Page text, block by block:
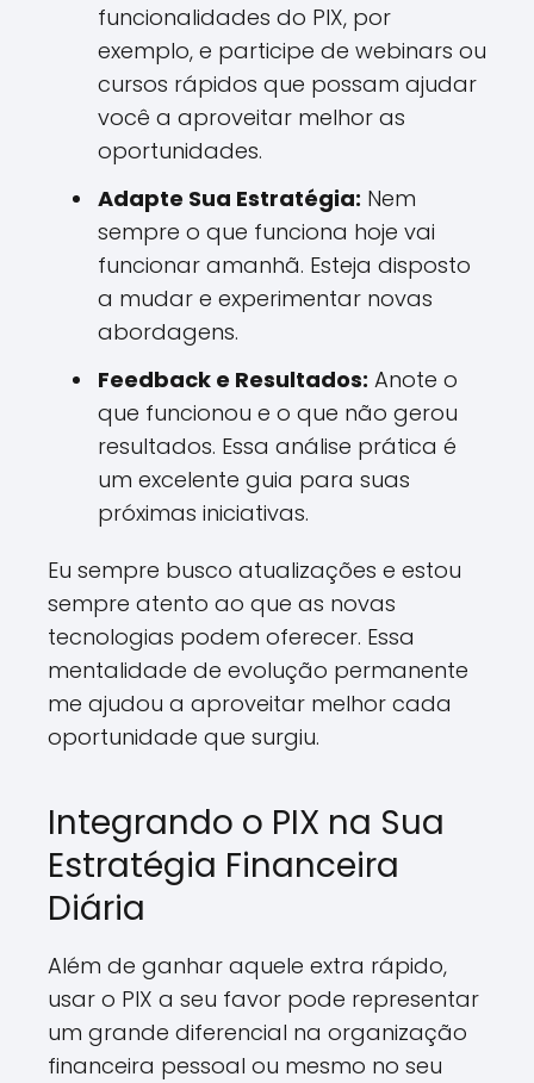
funcionalidades do PIX, por
exemplo, e participe de webinars ou
cursos rápidos que possam ajudar
você a aproveitar melhor as
oportunidades.
Adapte Sua Estratégia: Nem
sempre o que funciona hoje vai
funcionar amanhã. Esteja disposto
a mudar e experimentar novas
abordagens.
Feedback e Resultados: Anote o
que funcionou e o que não gerou
resultados. Essa análise prática é
um excelente guia para suas
próximas iniciativas.
Eu sempre busco atualizações e estou
sempre atento ao que as novas
tecnologias podem oferecer. Essa
mentalidade de evolução permanente
me ajudou a aproveitar melhor cada
oportunidade que surgiu.
Integrando o PIX na Sua
Estratégia Financeira
Diária
Além de ganhar aquele extra rápido,
usar o PIX a seu favor pode representar
um grande diferencial na organização
financeira pessoal ou mesmo no seu